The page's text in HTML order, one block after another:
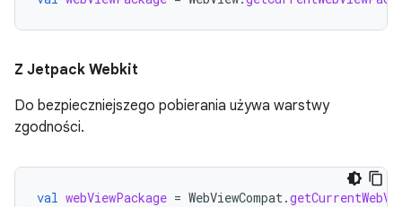
Z Jetpack Webkit
Do bezpieczniejszego pobierania używa warstwy
zgodności.
val webViewPackage = WebViewCompat.